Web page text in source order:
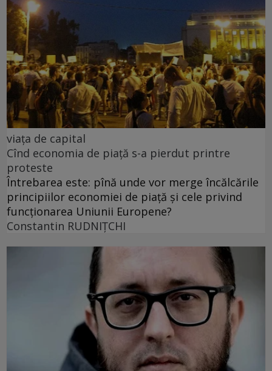
viața de capital
Cînd economia de piață s-a pierdut printre
proteste
Întrebarea este: pînă unde vor merge încălcările
principiilor economiei de piață și cele privind
funcționarea Uniunii Europene?
Constantin RUDNIŢCHI